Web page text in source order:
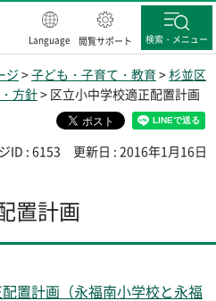
Language 閲覧サポート 検索・メニュー
ジ >子ども・子育て・教育 >杉並区
方針> 区立小中学校適正配置計画
ID : 6153 更新日 : 2016年1月16日
置計画
置計画（永福南小学校と永福